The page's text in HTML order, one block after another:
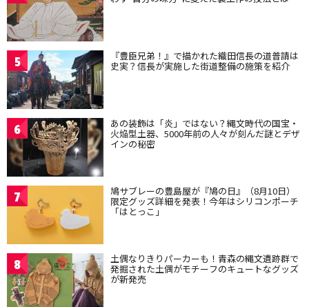
5 『豊臣兄弟！』で描かれた織田信長の道普請は
史実？信長が実施した街道整備の施策を紹介
6 あの装飾は「炎」ではない？縄文時代の国宝・
火焔型土器、5000年前の人々が刻んだ謎とデザ
インの秘密
7 鳩サブレーの豊島屋が『鳩の日』（8月10日）
限定グッズ詳細を発表！今年はシリコンポーチ
「はとっこ」
8 土偶なりきりパーカーも！青森の縄文遺跡群で
発掘された土偶がモチーフのキュートなグッズ
が新発売